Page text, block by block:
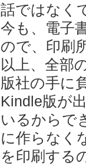
話ではなく
今も、電子
ので、印刷
以上、全部
版社の手に
Kindle版が
いるからで
に作らなく
を印刷する